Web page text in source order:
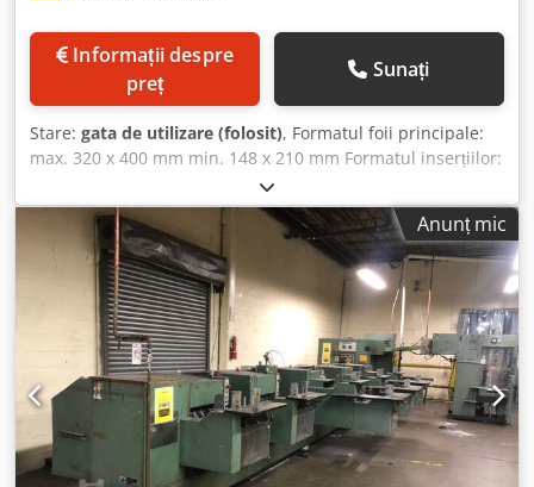
preț
Sunați
Stare: gata de utilizare (folosit), Formatul foii principale:
max. 320 x 400 mm min. 148 x 210 mm Formatul inserțiilor:
min. 320 x 400 mm min. 105 x 148 mm Producție: max.
20.000 de exemplare/oră Dedpfx Aodyhcxsi Ijck Înălțimea
de lucru a sistemului de alimentare: 1.100 mm Echipare: •
Sistem de alimentare pentru produsul principal •
Mecanism de deschidere cu degete • 4 sisteme de
alimentare pentru inserții • Dispozitiv de așezare a
Anunț mic